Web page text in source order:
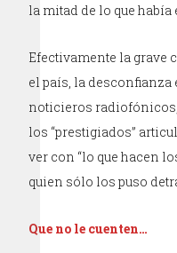
la mitad de lo que había
Efectivamente la grave
el país, la desconfianza
noticieros radiofónicos,
los “prestigiados”
ver con “lo que hacen
quien sólo los puso
Que no le cuenten…